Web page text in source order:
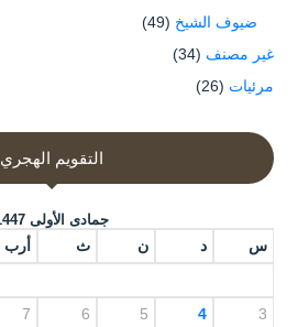
ضيوف الشيخ (49)
غير مصنف (34)
مرئيات (26)
التقويم الهجري
جمادى الأولى 1447
س د ن ث أرب
3
4
5
6
7